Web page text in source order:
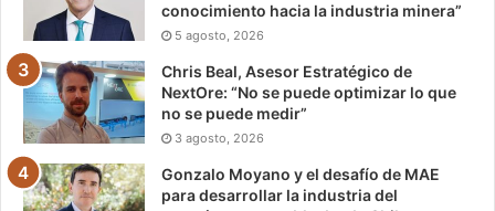
conocimiento hacia la industria minera”
5 agosto, 2026
Chris Beal, Asesor Estratégico de
NextOre: “No se puede optimizar lo que
no se puede medir”
3 agosto, 2026
Gonzalo Moyano y el desafío de MAE
para desarrollar la industria del